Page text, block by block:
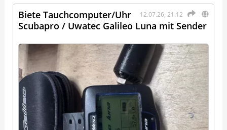
12.07.26, 21:12
Biete Tauchcomputer/Uhr
Scubapro / Uwatec Galileo Luna mit Sender